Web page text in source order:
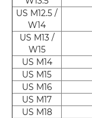
US M12.5 /
W14
US M13 /
W15
US M14
US M15
US M16
US M17
US M18